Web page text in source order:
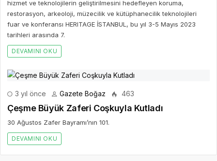
hizmet ve teknolojilerin geliştirilmesini hedefleyen koruma,
restorasyon, arkeoloji, müzecilik ve kütüphanecilik teknolojileri
fuar ve konferansı HERITAGE İSTANBUL, bu yıl 3-5 Mayıs 2023
tarihleri arasında 7.
DEVAMINI OKU
3 yıl önce Gazete Boğaz 463
Çeşme Büyük Zaferi Coşkuyla Kutladı
30 Ağustos Zafer Bayramı’nın 101.
DEVAMINI OKU